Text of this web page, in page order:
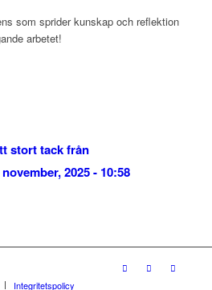
som sprider kunskap och reflektion
arbetet!
stort tack från
2025 - 10:58
Integritetspolicy